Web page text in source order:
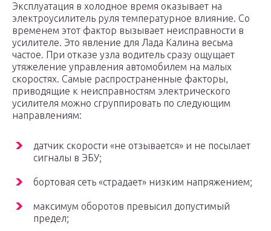
Эксплуатация в холодное время оказывает на
электроусилитель руля температурное влияние. Со
временем этот фактор вызывает неисправности в
усилителе. Это явление для Лада Калина весьма
частое. При отказе узла водитель сразу ощущает
утяжеление управления автомобилем на малых
скоростях. Самые распространенные факторы,
приводящие к неисправностям электрического
усилителя можно сгруппировать по следующим
направлениям:
датчик скорости «не отзывается» и не посылает
сигналы в ЭБУ;
бортовая сеть «страдает» низким напряжением;
максимум оборотов превысил допустимый
предел;